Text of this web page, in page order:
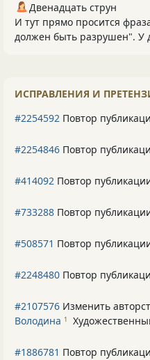
Двенадцать струн
И тут прямо просится
должен быть разрушен". У
ИСПРАВЛЕНИЯ И
#2254592 Повтор
#2254846 Повтор
#414092 Повтор
#733288 Повтор
#508571 Повтор
#2248480 Повтор
#2107576 Изменить
Володина 1
#1886781 Повтор